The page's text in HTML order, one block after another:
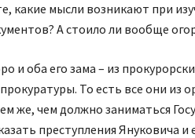
какие мысли возникают при
А стоило ли вообще
и оба его зама – из
То есть все они из
же, чем должно заниматься
преступления Януковича